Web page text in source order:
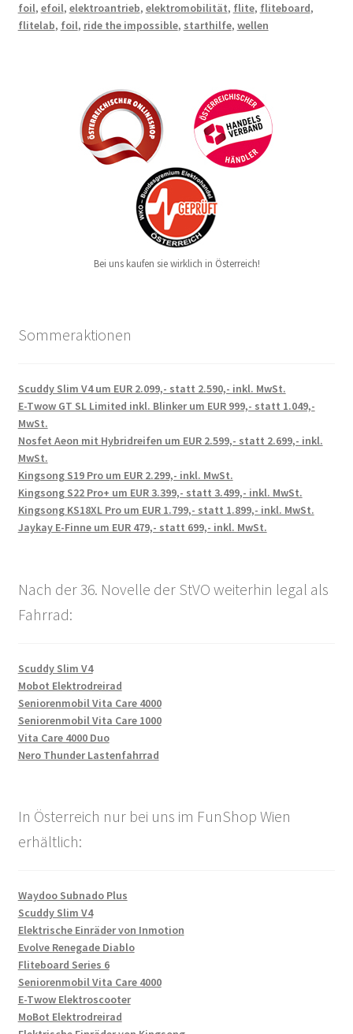
foil, efoil, elektroantrieb, elektromobilität, flite, fliteboard,
flitelab, foil, ride the impossible, starthilfe, wellen
Bei uns kaufen sie wirklich in Österreich!
Sommeraktionen
Scuddy Slim V4 um EUR 2.099,- statt 2.590,- inkl. MwSt.
E-Twow GT SL Limited inkl. Blinker um EUR 999,- statt 1.049,-
MwSt.
Nosfet Aeon mit Hybridreifen um EUR 2.599,- statt 2.699,- inkl.
MwSt.
Kingsong S19 Pro um EUR 2.299,- inkl. MwSt.
Kingsong S22 Pro+ um EUR 3.399,- statt 3.499,- inkl. MwSt.
Kingsong KS18XL Pro um EUR 1.799,- statt 1.899,- inkl. MwSt.
Jaykay E-Finne um EUR 479,- statt 699,- inkl. MwSt.
Nach der 36. Novelle der StVO weiterhin legal als
Fahrrad:
Scuddy Slim V4
Mobot Elektrodreirad
Seniorenmobil Vita Care 4000
Seniorenmobil Vita Care 1000
Vita Care 4000 Duo
Nero Thunder Lastenfahrrad
In Österreich nur bei uns im FunShop Wien
erhältlich:
Waydoo Subnado Plus
Scuddy Slim V4
Elektrische Einräder von Inmotion
Evolve Renegade Diablo
Fliteboard Series 6
Seniorenmobil Vita Care 4000
E-Twow Elektroscooter
MoBot Elektrodreirad